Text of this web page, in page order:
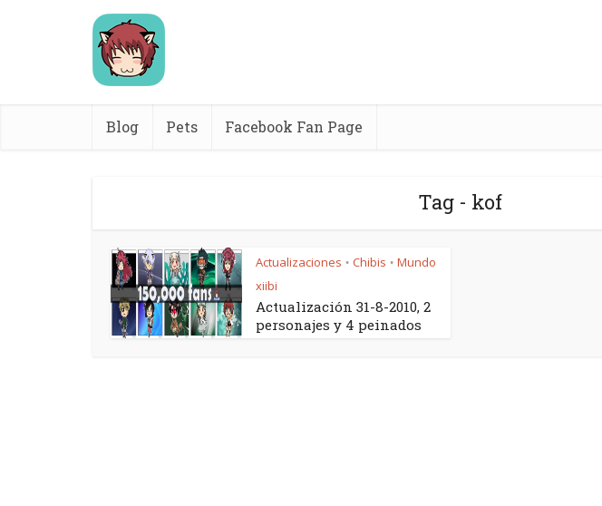
Blog Pets Facebook Fan Page
Tag - kof
Actualizaciones • Chibis • Mundo
xiibi
Actualización 31-8-2010, 2
personajes y 4 peinados